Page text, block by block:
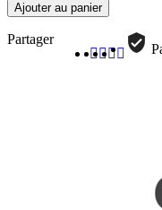
Ajouter au panier
Partager